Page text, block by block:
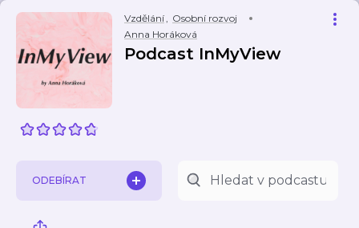
Vzdělání, Osobní rozvoj
Anna Horáková
Podcast InMyView
ODEBÍRAT